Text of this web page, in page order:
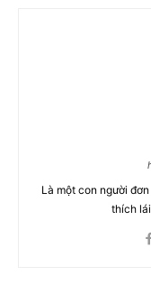
Là một con người
thích